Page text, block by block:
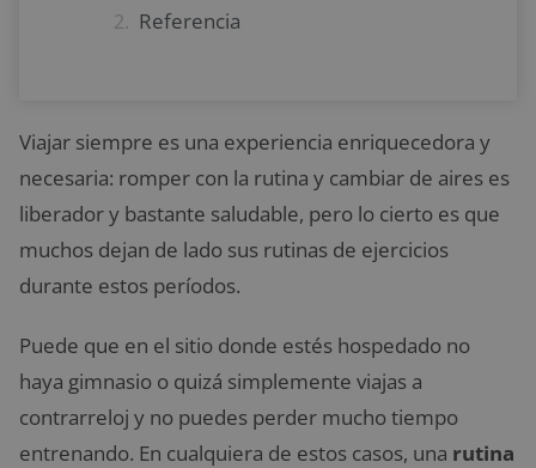
Referencia
Viajar siempre es una experiencia enriquecedora y
necesaria: romper con la rutina y cambiar de aires es
liberador y bastante saludable, pero lo cierto es que
muchos dejan de lado sus rutinas de ejercicios
durante estos períodos.
Puede que en el sitio donde estés hospedado no
haya gimnasio o quizá simplemente viajas a
contrarreloj y no puedes perder mucho tiempo
entrenando. En cualquiera de estos casos, una rutina